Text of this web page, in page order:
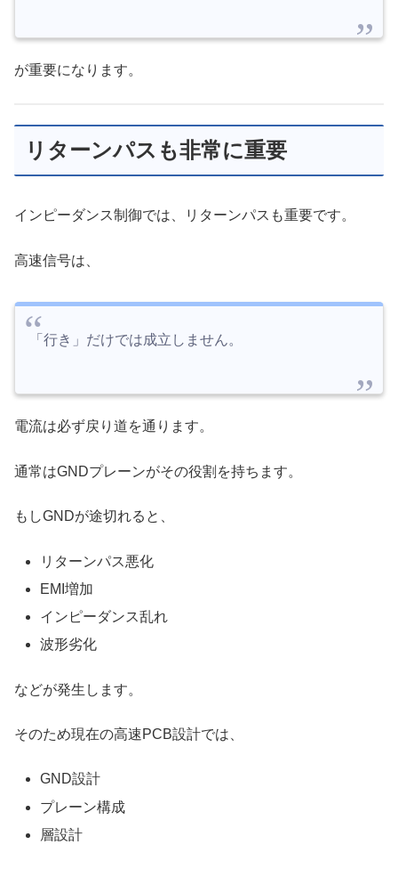
が重要になります。
リターンパスも非常に重要
インピーダンス制御では、リターンパスも重要です。
高速信号は、
「行き」だけでは成立しません。
電流は必ず戻り道を通ります。
通常はGNDプレーンがその役割を持ちます。
もしGNDが途切れると、
リターンパス悪化
EMI増加
インピーダンス乱れ
波形劣化
などが発生します。
そのため現在の高速PCB設計では、
GND設計
プレーン構成
層設計